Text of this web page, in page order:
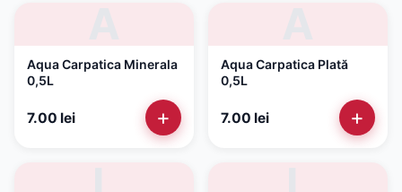
Aqua Carpatica Minerala
0,5L
7.00 lei +
Aqua Carpatica Plată
0,5L
7.00 lei +